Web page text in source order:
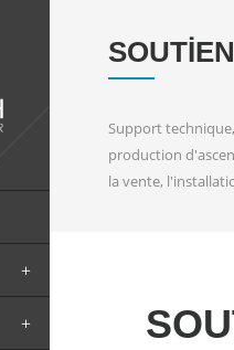
Support
production
la vente,